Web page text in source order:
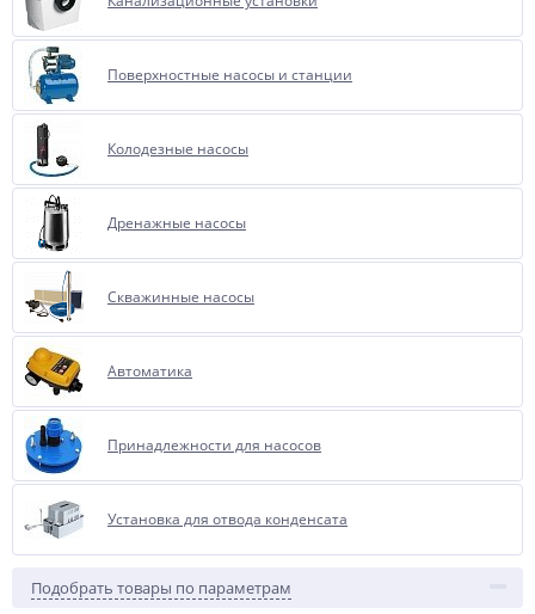
Поверхностные насосы и станции
Колодезные насосы
Дренажные насосы
Скважинные насосы
Автоматика
Принадлежности для насосов
Установка для отвода конденсата
Подобрать товары по параметрам